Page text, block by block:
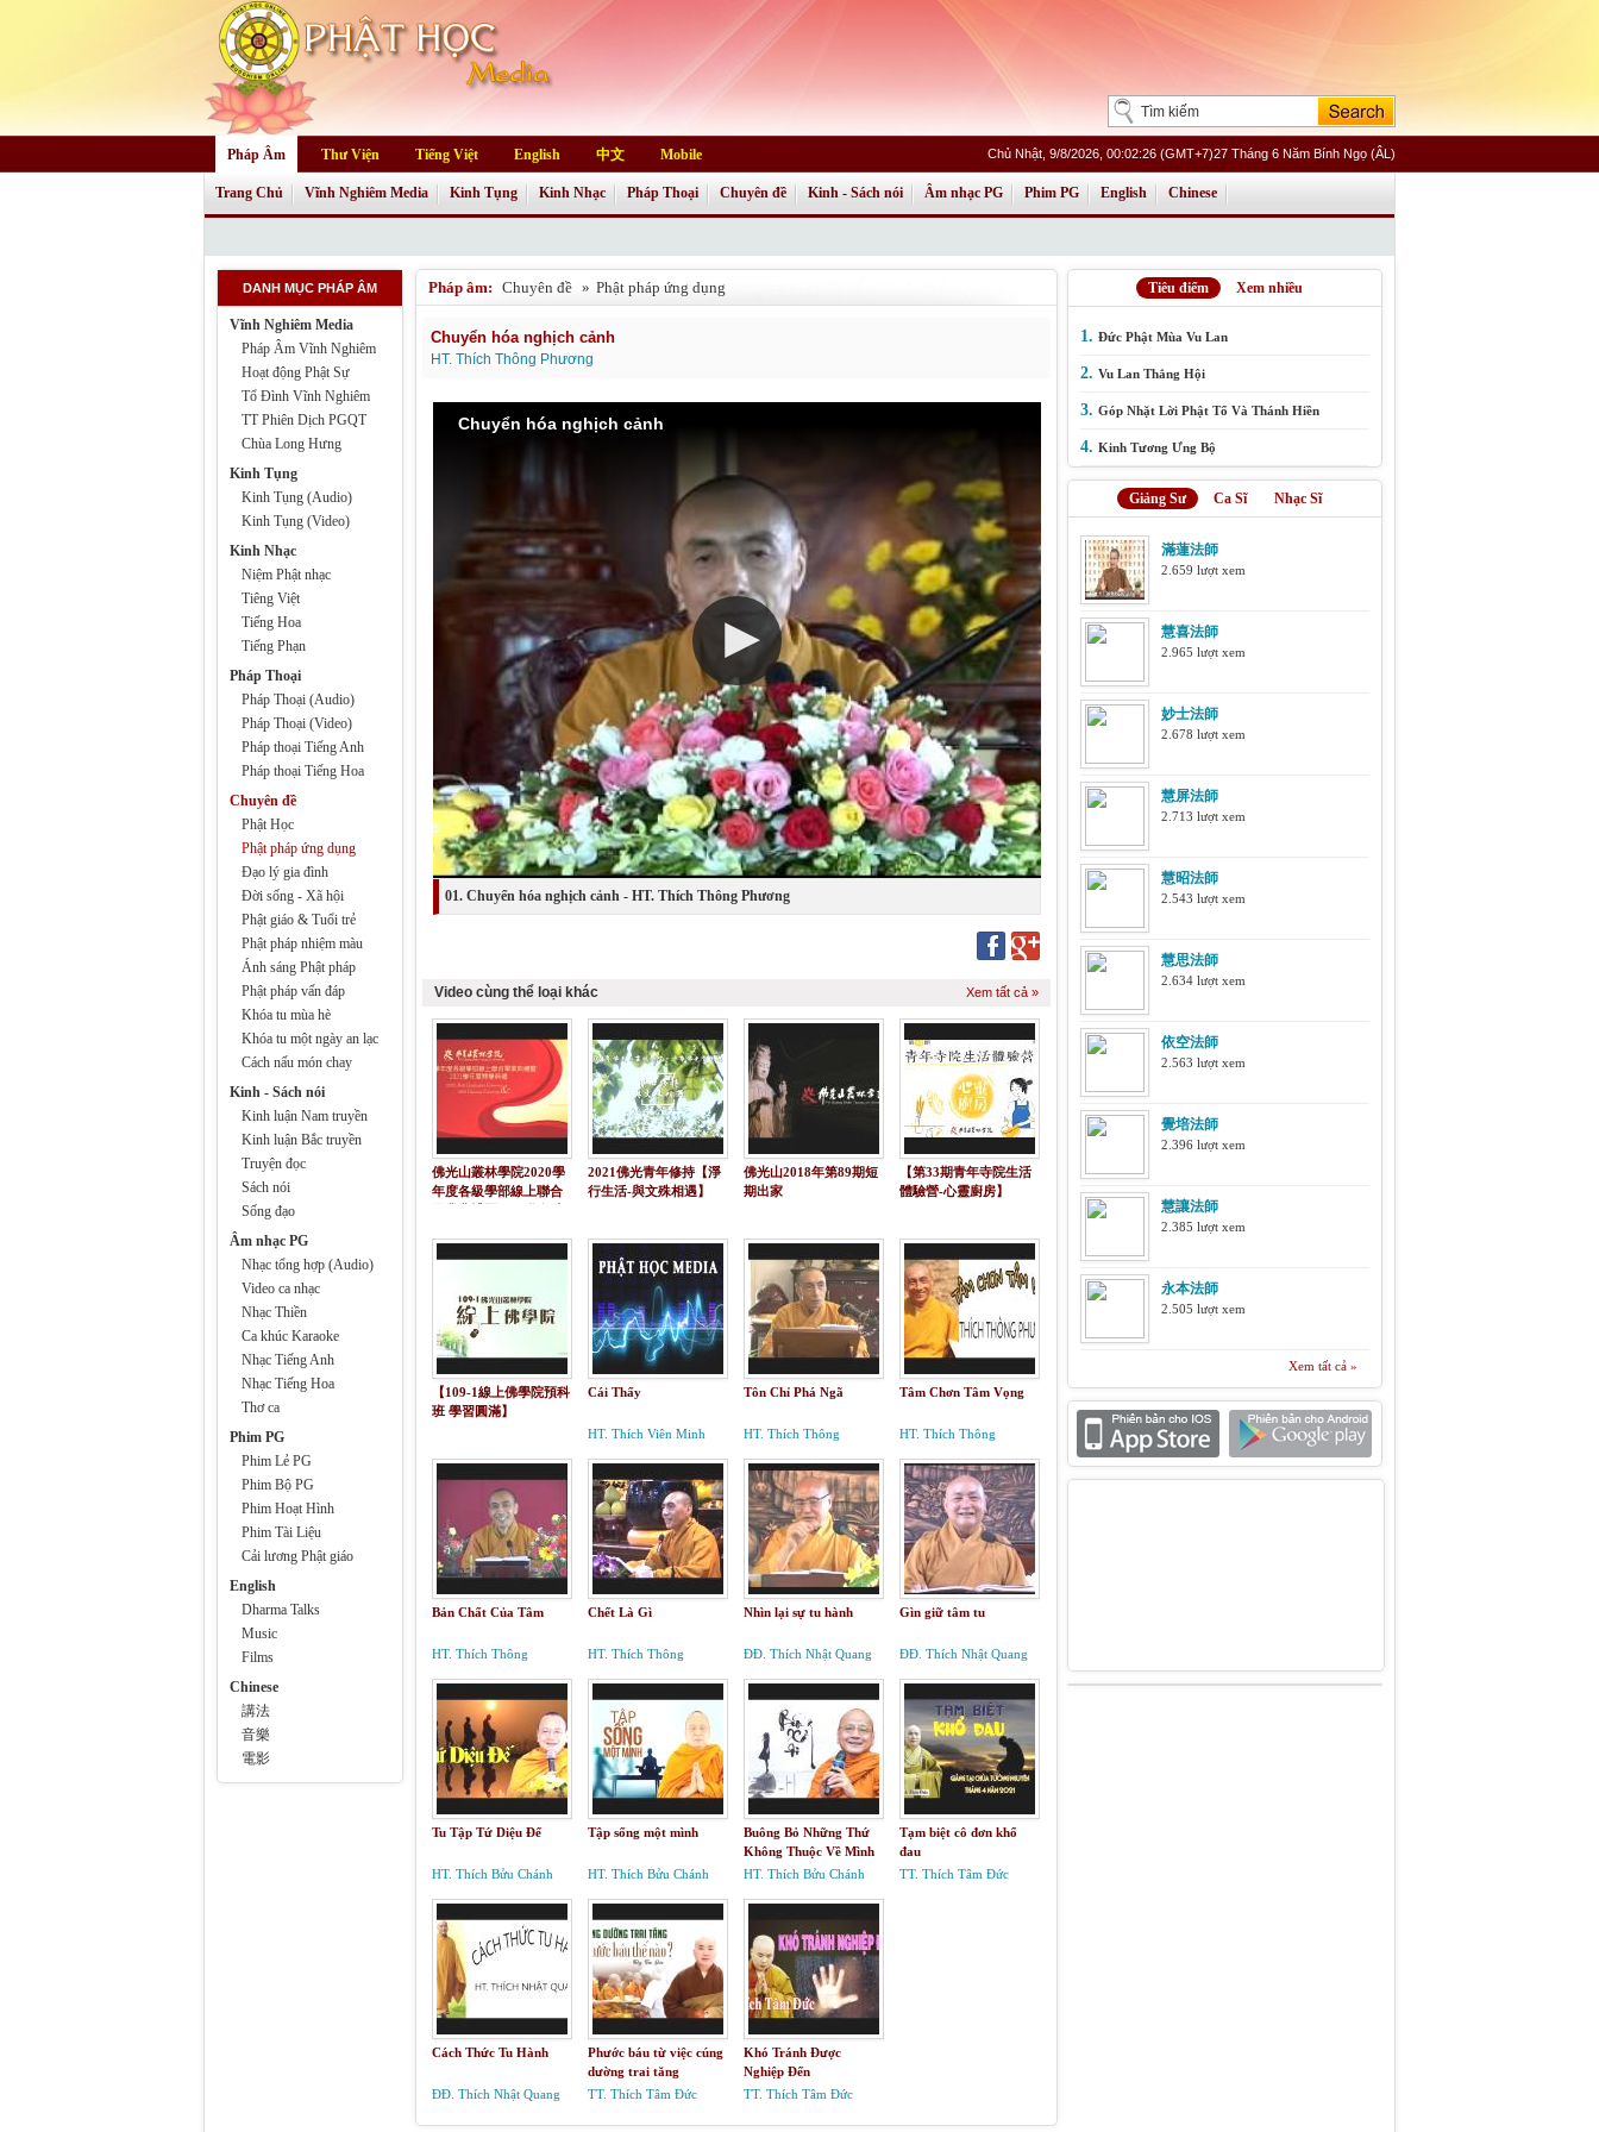
Pháp Âm Thư Viện Tiếng Việt English 中文 Mobile Chủ Nhật, 9/8/2026, 00:02:26 (GMT+7)27 Tháng 6 Năm Bính Ngọ (ÂL)
Trang Chủ Vĩnh Nghiêm Media Kinh Tụng Kinh Nhạc Pháp Thoại Chuyên đề Kinh - Sách nói Âm nhạc PG Phim PG English Chinese
DANH MỤC PHÁP ÂM
Vĩnh Nghiêm Media
Pháp Âm Vĩnh Nghiêm
Hoạt động Phật Sự
Tổ Đình Vĩnh Nghiêm
TT Phiên Dịch PGQT
Chùa Long Hưng
Kinh Tụng
Kinh Tụng (Audio)
Kinh Tụng (Video)
Kinh Nhạc
Niệm Phật nhạc
Tiêng Việt
Tiếng Hoa
Tiếng Phạn
Pháp Thoại
Pháp Thoại (Audio)
Pháp Thoại (Video)
Pháp thoại Tiếng Anh
Pháp thoại Tiếng Hoa
Chuyên đề
Phật Học
Phật pháp ứng dụng
Đạo lý gia đình
Đời sống - Xã hội
Phật giáo & Tuổi trẻ
Phật pháp nhiệm màu
Ánh sáng Phật pháp
Phật pháp vấn đáp
Khóa tu mùa hè
Khóa tu một ngày an lạc
Cách nấu món chay
Kinh - Sách nói
Kinh luận Nam truyền
Kinh luận Bắc truyền
Truyện đọc
Sách nói
Sống đạo
Âm nhạc PG
Nhạc tổng hợp (Audio)
Video ca nhạc
Nhạc Thiền
Ca khúc Karaoke
Nhạc Tiếng Anh
Nhạc Tiếng Hoa
Thơ ca
Phim PG
Phim Lẻ PG
Phim Bộ PG
Phim Hoạt Hình
Phim Tài Liệu
Cải lương Phật giáo
English
Dharma Talks
Music
Films
Chinese
講法
音樂
電影
Pháp âm: Chuyên đề » Phật pháp ứng dụng
Chuyển hóa nghịch cảnh
HT. Thích Thông Phương
Chuyển hóa nghịch cảnh
01. Chuyển hóa nghịch cảnh - HT. Thích Thông Phương
Video cùng thể loại khác Xem tất cả »
佛光山叢林學院2020學
年度各級學部線上聯合
2021佛光青年修持【淨
行生活-與文殊相遇】
佛光山2018年第89期短
期出家
【第33期青年寺院生活
體驗營-心靈廚房】
【109-1線上佛學院預科
班 學習圓滿】
Cái Thấy
HT. Thích Viên Minh
Tôn Chỉ Phá Ngã
HT. Thích Thông
Tâm Chơn Tâm Vọng
HT. Thích Thông
Bản Chất Của Tâm
HT. Thích Thông
Chết Là Gì
HT. Thích Thông
Nhìn lại sự tu hành
ĐĐ. Thích Nhật Quang
Gìn giữ tâm tu
ĐĐ. Thích Nhật Quang
Tu Tập Tứ Diệu Đế
HT. Thích Bửu Chánh
Tập sống một mình
HT. Thích Bửu Chánh
Buông Bỏ Những Thứ
Không Thuộc Về Mình
HT. Thích Bửu Chánh
Tạm biệt cô đơn khổ
đau
TT. Thích Tâm Đức
Cách Thức Tu Hành
ĐĐ. Thích Nhật Quang
Phước báu từ việc cúng
dường trai tăng
TT. Thích Tâm Đức
Khó Tránh Được
Nghiệp Đến
TT. Thích Tâm Đức
Tiêu điểm Xem nhiều
1. Đức Phật Mùa Vu Lan
2. Vu Lan Thắng Hội
3. Góp Nhặt Lời Phật Tổ Và Thánh Hiền
4. Kinh Tương Ưng Bộ
Giảng Sư Ca Sĩ Nhạc Sĩ
滿蓮法師
2.659 lượt xem
慧喜法師
2.965 lượt xem
妙士法師
2.678 lượt xem
慧屏法師
2.713 lượt xem
慧昭法師
2.543 lượt xem
慧思法師
2.634 lượt xem
依空法師
2.563 lượt xem
覺培法師
2.396 lượt xem
慧讓法師
2.385 lượt xem
永本法師
2.505 lượt xem
Xem tất cả »